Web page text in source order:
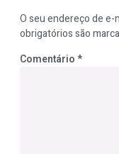
O seu endereço de e-
obrigatórios são
Comentário*